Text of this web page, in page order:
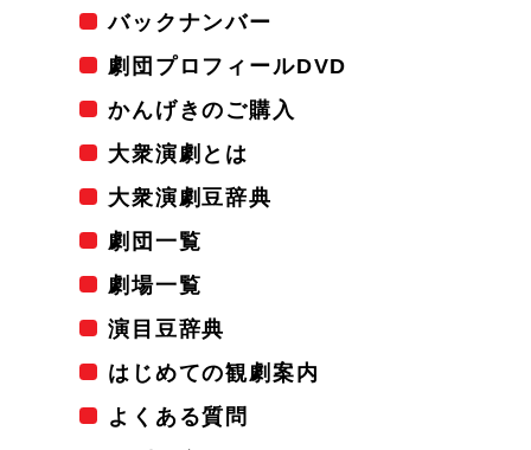
バックナンバー
劇団プロフィールDVD
かんげきのご購入
大衆演劇とは
大衆演劇豆辞典
劇団一覧
劇場一覧
演目豆辞典
はじめての観劇案内
よくある質問